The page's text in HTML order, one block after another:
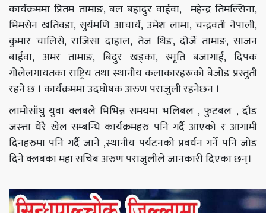
कार्यक्रममा प्रितम तामाङ, बल बहादुर वाईवा, महेन्द्र तिमल्सिना,
भिमसेन खतिवडा, सुर्यमणि आचार्य, उमेश लामा, चन्द्रवती नेपाली,
कुमार चालिसे, राजिसा दाहाल, तेज थिङ, दोर्जे तामाङ, साजन
बाईवा, अमर तामाङ, बिदुर खड्का, स्मृति बजागाई, दिपक
गोलेलगायतका राष्ट्रिय तथा स्थानीय कलाकारहरूको बेजोड प्रस्तुती
रहने छ । कार्यक्रममा उदघोषक अरुण पराजुली रहनेछन ।
लामोसाँघु युवा क्लबले भिभिन्न समयमा भलिबल , फुटबल , दौड
जस्त्ता धेरै खेल सम्बन्धि कार्यक्रमहरु पनि गर्दै आएको र आगामी
दिनहरुमा पनि गर्दै जाने ,स्थानीय पर्यटनको प्रवर्धन गर्ने पनि जोड
दिने क्लबका महा सचिब अरुण पराजुलीले जानकारी दिएका छन्।